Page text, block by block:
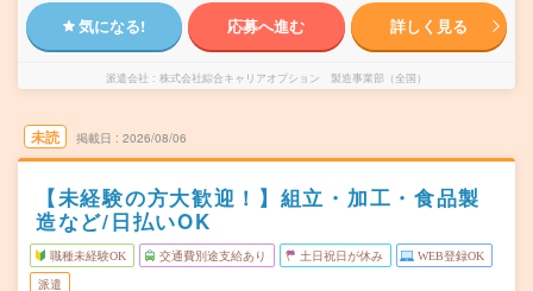
気になる! 応募へ進む 詳しく見る
派遣会社 株式会社綜合キャリアオプション 製造事業部（全国）
未読 掲載日 2026/08/06
【未経験の方大歓迎！】組立・加工・食品製
造など/日払いOK
職種未経験OK 交通費別途支給あり 土日祝日が休み WEB登録OK
派遣